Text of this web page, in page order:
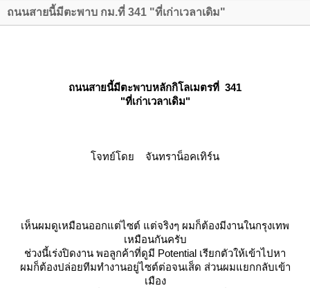
ถนนสายนี้มีตะพาบ กม.ที่ 341 "ที่เก่าเวลาเดิม"
ถนนสายนี้มีตะพาบหลักกิโลเมตรที่ 341
"ที่เก่าเวลาเดิม"
จทย์โดย จันทราน็อคเทิร์น
เห็นผมดูเหมือนออกแต่ไซต์ แต่จริงๆ ผมก็ต้องมีงานในกรุงเทพ
เหมือนกันครับ
ช่วงนี้เร่งปิดงาน พอลูกค้าที่ดูมี Potential เรียกตัวให้เข้าไปหา
ผมก็ต้องปล่อยทีมทำงานอยู่ไซต์ต่อจนเส็ด ส่วนผมแยกกลับเข้า
เมือง